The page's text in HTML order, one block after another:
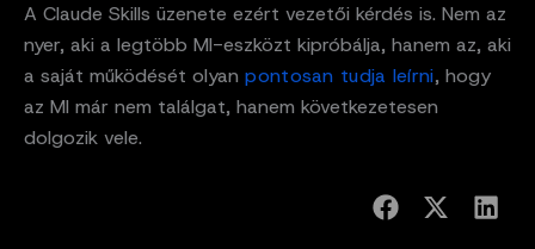
A Claude Skills üzenete ezért vezetői kérdés is. Nem az
nyer, aki a legtöbb MI-eszközt kipróbálja, hanem az, aki
a saját működését olyan pontosan tudja leírni, hogy
az MI már nem találgat, hanem következetesen
dolgozik vele.